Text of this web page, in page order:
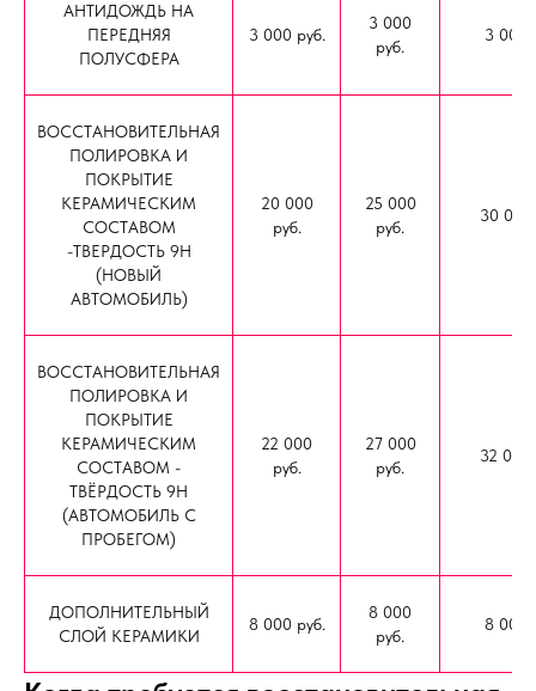
АНТИДОЖДЬ НА
ПЕРЕДНЯЯ
ПОЛУСФЕРА
3 000 руб.
3 000
руб.
3 000
ВОССТАНОВИТЕЛЬНАЯ
ПОЛИРОВКА И
ПОКРЫТИЕ
КЕРАМИЧЕСКИМ
СОСТАВОМ
-ТВЕРДОСТЬ 9Н
(НОВЫЙ
АВТОМОБИЛЬ)
20 000
руб.
25 000
руб.
30 000
ВОССТАНОВИТЕЛЬНАЯ
ПОЛИРОВКА И
ПОКРЫТИЕ
КЕРАМИЧЕСКИМ
СОСТАВОМ -
ТВЁРДОСТЬ 9Н
(АВТОМОБИЛЬ С
ПРОБЕГОМ)
22 000
руб.
27 000
руб.
32 000
ДОПОЛНИТЕЛЬНЫЙ
СЛОЙ КЕРАМИКИ
8 000 руб.
8 000
руб.
8 000